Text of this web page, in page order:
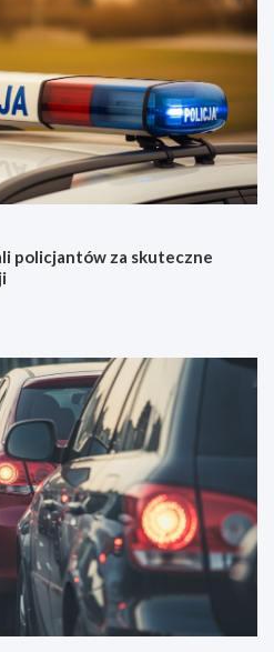
policjantów za skuteczne